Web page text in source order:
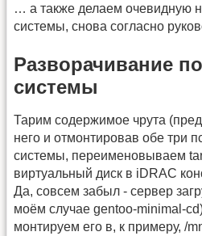
… а также делаем очевидную
системы, снова согласно
Разворачивание
системы
Тарим содержимое чрута
него и отмонтировав обе три
системы, переименовываем
виртуальный диск в iDRAC
Да, совсем забыл - сервер
моём случае gentoo-minimal-
монтируем его в, к примеру, /